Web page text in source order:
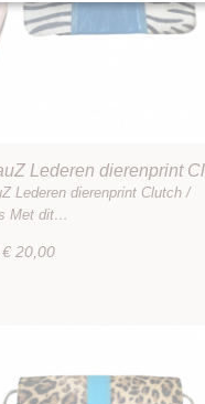
Lederen dierenprint
Lederen dierenprint Clutch /
Met dit…
€ 20,00